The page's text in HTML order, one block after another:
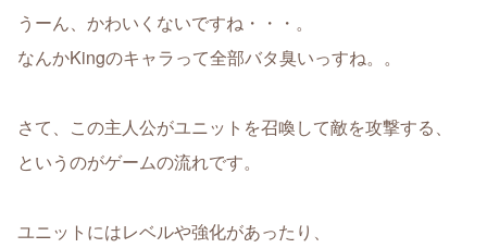
うーん、かわいくないですね・・・。
なんかKingのキャラって全部バタ臭いっすね。。
さて、この主人公がユニットを召喚して敵を攻撃する、
というのがゲームの流れです。
ユニットにはレベルや強化があったり、